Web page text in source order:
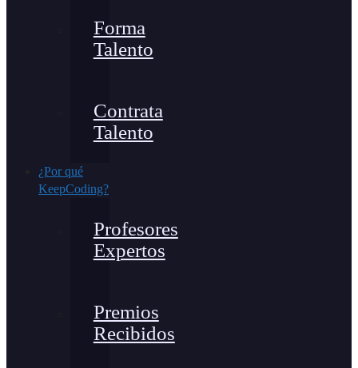
Forma
Talento
Contrata
Talento
¿Por qué
KeepCoding?
Profesores
Expertos
Premios
Recibidos